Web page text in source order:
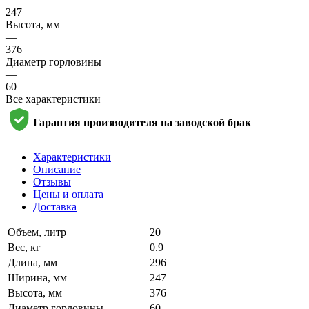
247
Высота, мм
—
376
Диаметр горловины
—
60
Все характеристики
Гарантия производителя на заводской брак
Характеристики
Описание
Отзывы
Цены и оплата
Доставка
Объем, литр
20
Вес, кг
0.9
Длина, мм
296
Ширина, мм
247
Высота, мм
376